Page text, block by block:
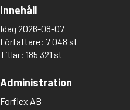
Innehåll
Idag 2026-08-07
Författare: 7 048 st
Titlar: 185 321 st
Administration
Forflex AB